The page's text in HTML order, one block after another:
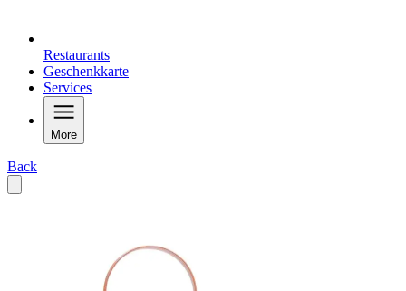
Restaurants
Geschenkkarte
Services
More
Back